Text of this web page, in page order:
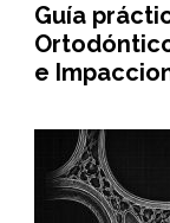
Guía
e